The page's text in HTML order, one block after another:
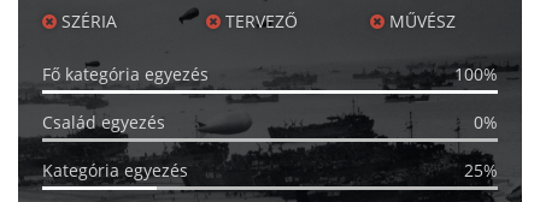
SZÉRIA TERVEZŐ MŰVÉSZ
Fő kategória egyezés 100%
Család egyezés 0%
Kategória egyezés
25%